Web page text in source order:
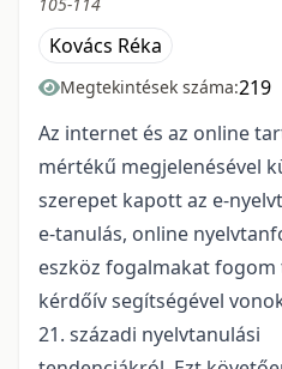
Kovács Réka
Megtekintések száma:219
Az internet és az online
mértékű megjelenésével
szerepet kapott az e-
e-tanulás, online
eszköz fogalmakat fogom
kérdőív segítségével
21. századi nyelvtanulási